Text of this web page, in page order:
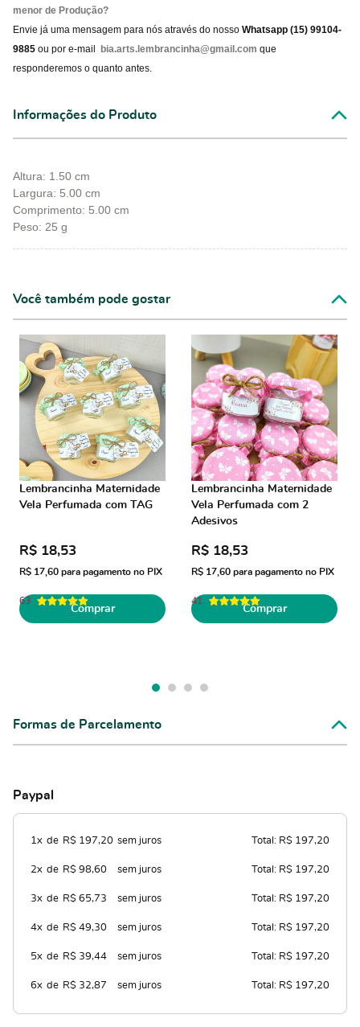
menor de Produção?
Envie já uma mensagem para nós através do nosso Whatsapp (15) 99104-
9885 ou por e-mail bia.arts.lembrancinha@gmail.com que
responderemos o quanto antes.
Informações do Produto
Altura: 1.50 cm
Largura: 5.00 cm
Comprimento: 5.00 cm
Peso: 25 g
Você também pode gostar
Lembrancinha Maternidade
Vela Perfumada com TAG
63
R$ 18,53
R$ 17,60 para pagamento no PIX
Comprar
Lembrancinha Maternidade
Vela Perfumada com 2
Adesivos
41
R$ 18,53
R$ 17,60 para pagamento no PIX
Comprar
Formas de Parcelamento
Paypal
1x de R$ 197,20 sem juros Total: R$ 197,20
2x de R$ 98,60 sem juros Total: R$ 197,20
3x de R$ 65,73 sem juros Total: R$ 197,20
4x de R$ 49,30 sem juros Total: R$ 197,20
5x de R$ 39,44 sem juros Total: R$ 197,20
6x de R$ 32,87 sem juros Total: R$ 197,20